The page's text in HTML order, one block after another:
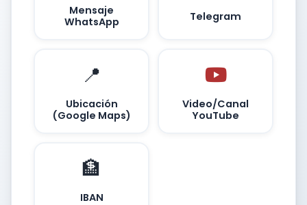
Mensaje
WhatsApp
Telegram
📍
Ubicación
(Google Maps)
Video/Canal
YouTube
🏦
IBAN